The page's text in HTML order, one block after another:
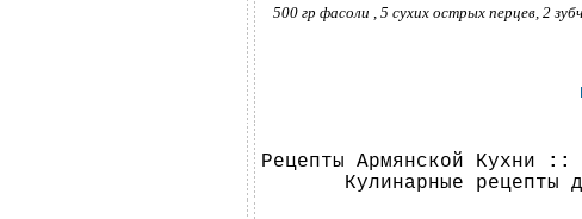
500 гр фасоли , 5 сухих острых перцев, 2
Рецепты Армянской Кухни ::
Кулинарные рецепты